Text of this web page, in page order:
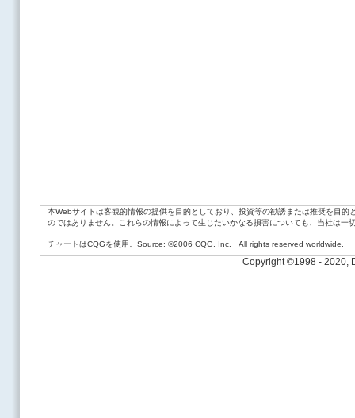
本Webサイトは客観的情報の提供を目的としており、投資等の勧誘または推奨を目
のではありません。これらの情報によって生じたいかなる損害についても、当社は一
チャートはCQGを使用。Source: ©2006 CQG, Inc. All rights reserved worldwide.
Copyright ©1998 - 2020,